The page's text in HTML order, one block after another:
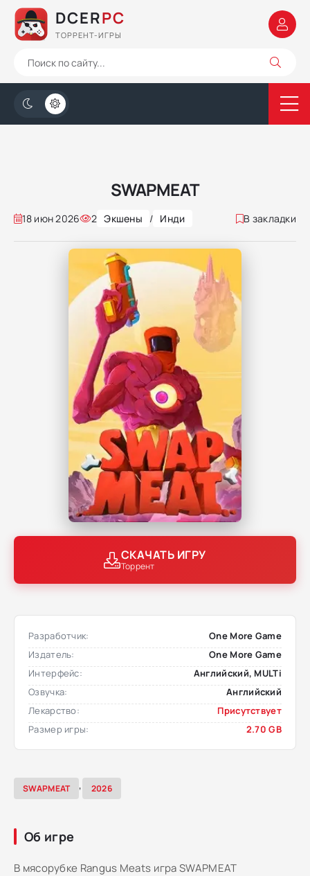
DCERPC
ТОРРЕНТ-ИГРЫ
SWAPMEAT
18 июн 2026 2 Экшены / Инди В закладки
СКАЧАТЬ ИГРУ
Торрент
Разработчик:
One More Game
Издатель:
One More Game
Интерфейс:
Английский, MULTi
Озвучка:
Английский
Лекарство:
Присутствует
Размер игры:
2.70 GB
SWAPMEAT , 2026
Об игре
В мясорубке Rangus Meats игра SWAPMEAT